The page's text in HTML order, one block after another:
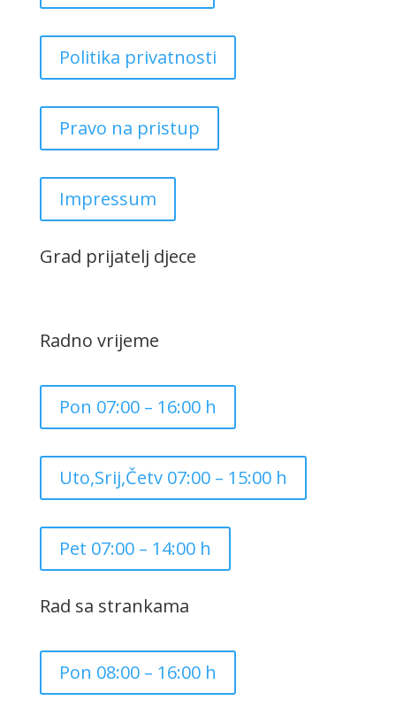
Politika privatnosti
Pravo na pristup
Impressum
Grad prijatelj djece
Radno vrijeme
Pon 07:00 – 16:00 h
Uto,Srij,Četv 07:00 – 15:00 h
Pet 07:00 – 14:00 h
Rad sa strankama
Pon 08:00 – 16:00 h